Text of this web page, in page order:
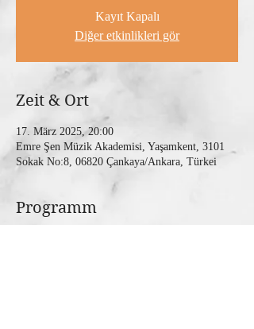
Kayıt Kapalı
Diğer etkinlikleri gör
Zeit & Ort
17. März 2025, 20:00
Emre Şen Müzik Akademisi, Yaşamkent, 3101
Sokak No:8, 06820 Çankaya/Ankara, Türkei
Programm